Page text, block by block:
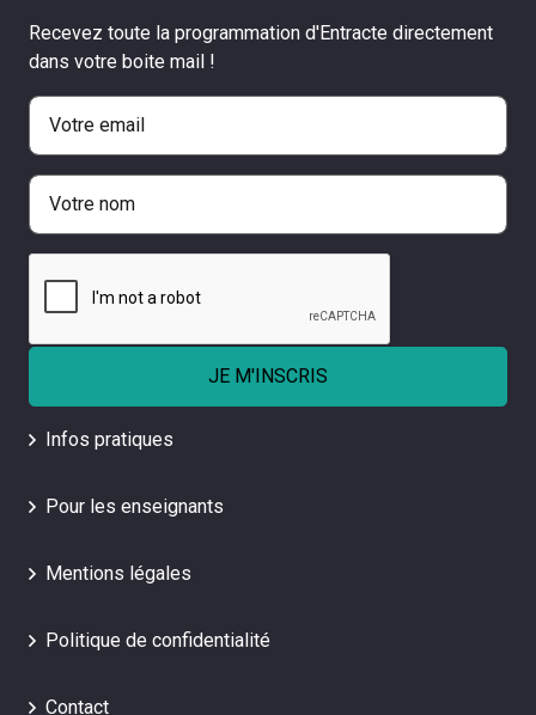
Recevez toute la programmation d'Entracte directement
dans votre boite mail !
Infos pratiques
Pour les enseignants
Mentions légales
Politique de confidentialité
Contact